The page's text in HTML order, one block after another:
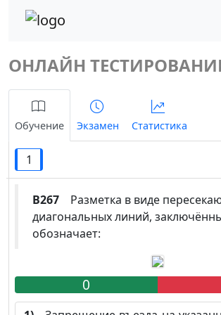
ОНЛАЙН
Обучение Экзамен Статистика
1
B267 Разметка в виде
диагональных линий,
обозначает:
0